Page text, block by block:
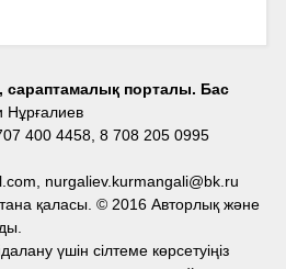
сараптамалық порталы. Бас
Нұрғалиев
400 4458, 8 708 205 0995
nurgaliev.kurmangali@bk.ru
қаласы. © 2016 Авторлық және
үшін сілтеме көрсетуіңіз